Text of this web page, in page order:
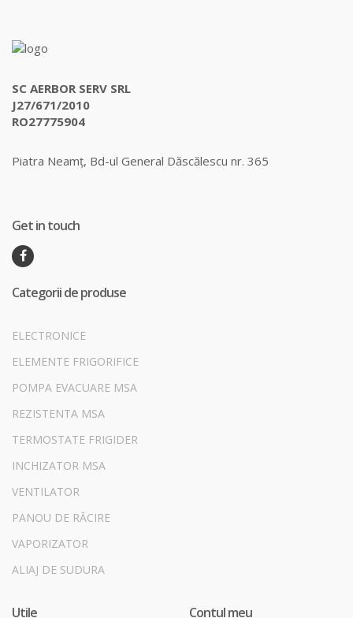
SC AERBOR SERV SRL
J27/671/2010
RO27775904
Piatra Neamț, Bd-ul General Dăscălescu nr. 365
Get in touch
Categorii de produse
ELECTRONICE
ELEMENTE FRIGORIFICE
POMPA EVACUARE MSA
REZISTENTA MSA
TERMOSTATE FRIGIDER
INCHIZATOR MSA
VENTILATOR
PANOU DE RĂCIRE
VAPORIZATOR
ALIAJ DE SUDURA
Utile Contul meu